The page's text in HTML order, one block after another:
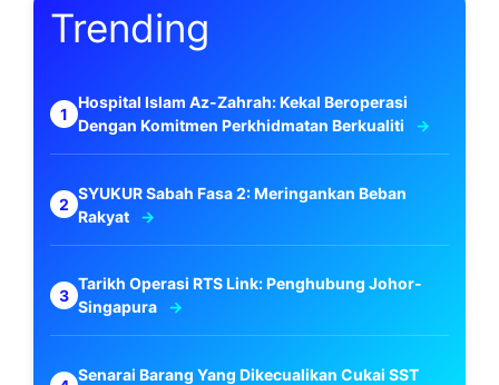
Trending
Hospital Islam Az-Zahrah: Kekal Beroperasi
Dengan Komitmen Perkhidmatan Berkualiti
SYUKUR Sabah Fasa 2: Meringankan Beban
Rakyat
Tarikh Operasi RTS Link: Penghubung Johor-
Singapura
Senarai Barang Yang Dikecualikan Cukai SST